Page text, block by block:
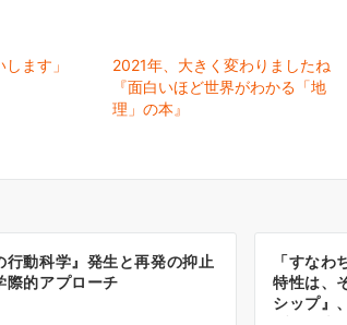
ます」
2021年、大きく変わりましたね
『面白いほど世界がわかる「地
理」の本』
行動科学』発生と再発の抑止
際的アプローチ
「すな
特性は、
シップ』